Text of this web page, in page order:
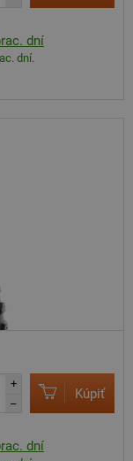
dní
dní.
+
–
Kúpiť
dní